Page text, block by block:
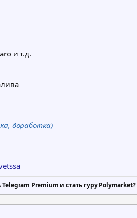
и т.д.
доработка)
Premium и стать гуру Polymarket?